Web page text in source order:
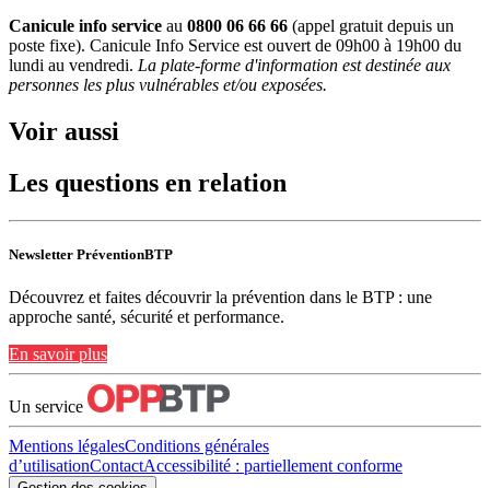
Canicule info service au 0800 06 66 66 (appel gratuit depuis un
poste fixe). Canicule Info Service est ouvert de 09h00 à 19h00 du
lundi au vendredi. La plate-forme d'information est destinée aux
personnes les plus vulnérables et/ou exposées.
Voir aussi
Les questions en relation
Newsletter PréventionBTP
Découvrez et faites découvrir la prévention dans le BTP : une
approche santé, sécurité et performance.
En savoir plus
Un service
Mentions légalesConditions générales
d’utilisationContactAccessibilité : partiellement conforme